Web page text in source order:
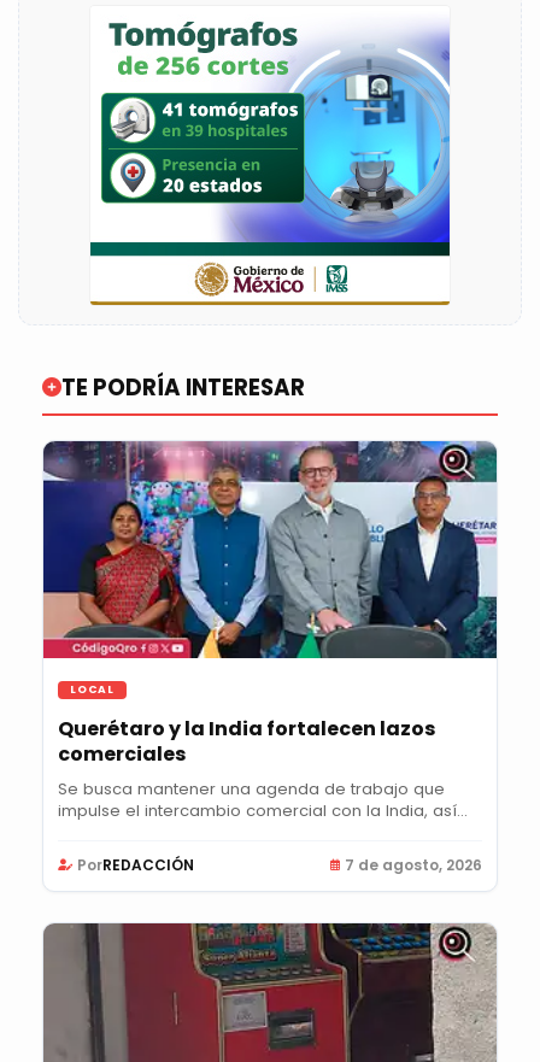
TE PODRÍA INTERESAR
LOCAL
Querétaro y la India fortalecen lazos
comerciales
Se busca mantener una agenda de trabajo que
impulse el intercambio comercial con la India, así
PorREDACCIÓN 7 de agosto, 2026